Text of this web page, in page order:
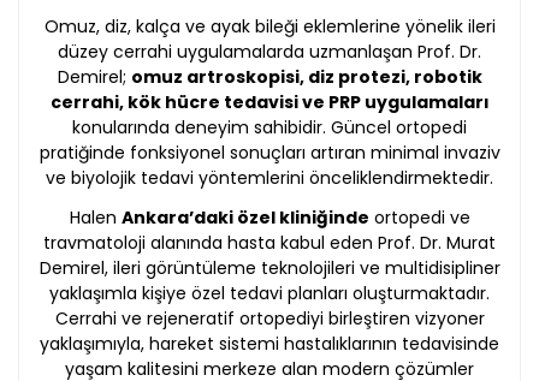
Omuz, diz, kalça ve ayak bileği eklemlerine yönelik ileri
düzey cerrahi uygulamalarda uzmanlaşan Prof. Dr.
Demirel; omuz artroskopisi, diz protezi, robotik
cerrahi, kök hücre tedavisi ve PRP uygulamaları
konularında deneyim sahibidir. Güncel ortopedi
pratiğinde fonksiyonel sonuçları artıran minimal invaziv
ve biyolojik tedavi yöntemlerini önceliklendirmektedir.
Halen Ankara’daki özel kliniğinde ortopedi ve
travmatoloji alanında hasta kabul eden Prof. Dr. Murat
Demirel, ileri görüntüleme teknolojileri ve multidisipliner
yaklaşımla kişiye özel tedavi planları oluşturmaktadır.
Cerrahi ve rejeneratif ortopediyi birleştiren vizyoner
yaklaşımıyla, hareket sistemi hastalıklarının tedavisinde
yaşam kalitesini merkeze alan modern çözümler